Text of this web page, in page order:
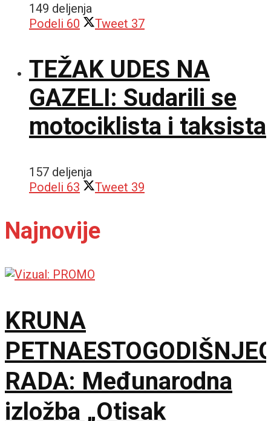
149 deljenja
Podeli 60 Tweet 37
TEŽAK UDES NA
GAZELI: Sudarili se
motociklista i taksista
157 deljenja
Podeli 63 Tweet 39
Najnovije
KRUNA
RADA: Međunarodna
izložba „Otisak